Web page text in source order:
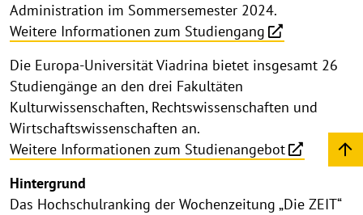
Administration im Sommersemester 2024.
Weitere Informationen zum Studiengang
Die Europa-Universität Viadrina bietet insgesamt 26
Studiengänge an den drei Fakultäten
Kulturwissenschaften, Rechtswissenschaften und
Wirtschaftswissenschaften an.
Weitere Informationen zum Studienangebot
Hintergrund
Das Hochschulranking der Wochenzeitung „Die ZEIT“